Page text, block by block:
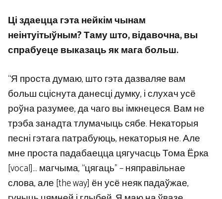
Ці здаецца гэта нейкім чынам
неінтуітыўным? Таму што, відавочна, вы
спрабуеце выказаць як мага больш.
“Я проста думаю, што гэта дазваляе вам
больш сціснута данесці думку, і слухач усё
роўна разумее, да чаго вы імкнецеся. Вам не
трэба занадта тлумачыць сябе. Некаторыя
песні гэтага патрабуюць, некаторыя не. Але
мне проста падабаецца цягучасць Тома Ёрка
[vocal]… магчыма, “цягаць” – няправільнае
слова, але [the way] ён усё неяк падаўжае,